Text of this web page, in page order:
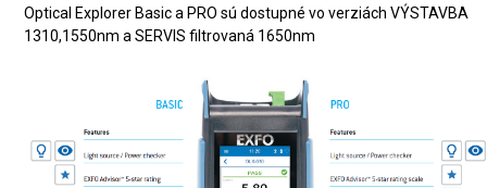
Optical Explorer Basic a PRO sú dostupné vo verziách VÝSTAVBA
1310,1550nm a SERVIS filtrovaná 1650nm